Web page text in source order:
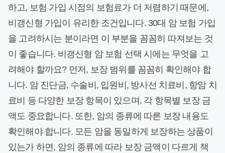
하고, 보험 가입 시점의 보험료가 더 저렴하기 때문에,
비갱신형 가입이 유리한 조건입니다. 30대 암 보험 가입
을 고려하시는 분이라면 이 부분을 꼼꼼히 따져보는 것
이 좋습니다. 비갱신형 암 보험 선택 시에는 무엇을 고
려해야 할까요? 먼저, 보장 범위를 꼼꼼히 확인해야 합
니다. 암 진단금, 수술비, 입원비, 방사선 치료비, 항암 치
료비 등 다양한 보장 항목이 있으며, 각 항목별 보장 금
액도 중요합니다. 또한, 암의 종류에 따른 보장 내용도
확인해야 합니다. 모든 암을 동일하게 보장하는 상품이
있는가 하면, 암의 종류에 따라 보장 금액이 다르게 책